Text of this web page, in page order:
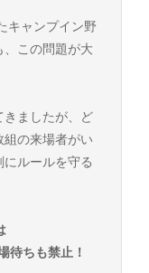
キャンプイン野
この問題が大
きましたが、ど
の来場者がい
ルールを守る
待ちも禁止！